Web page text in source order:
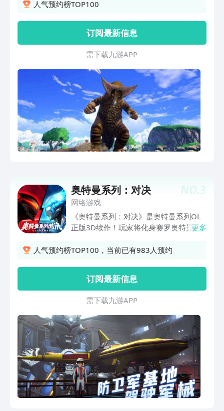
出特别有趣的玩法，并且能够以简单的手
对敌人进行全面的投食和训练。感兴趣的
小伙伴们快来下载体验吧。
人气预约榜TOP100
订阅最新信息
需 下 载 九 游 A P P
NO.3
奥特曼系列：对决
网络游戏
《奥特曼系列：对决》是奥特曼系列OL
正版3D续作！玩家将化身赛罗奥特曼的
迦篇、泽塔篇、捷德篇，一直到决战！丰
法多兰盔甲形态！​ 主线闯关，免费领取
累计1000抽！​ 主角专属胜利猎鹰号（全
员超限状态）直接赠送！​ 参与饮茶红包
活动，有机会抽到高价值光晶！ 公测前
两周，每个区服抽取1名幸运
更多
人气预约榜TOP100，当前已有983人预约
订阅最新信息
需 下 载 九 游 A P P